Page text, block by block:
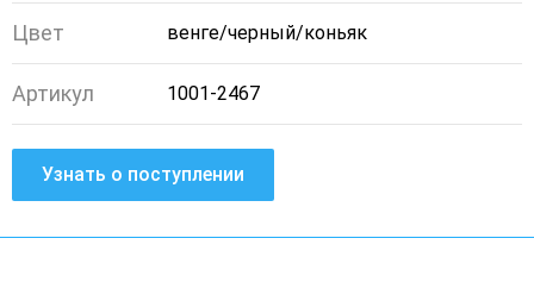
Цвет венге/черный/коньяк
Артикул 1001-2467
Узнать о поступлении